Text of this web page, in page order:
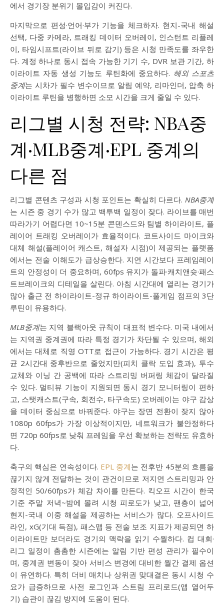
에서 경기장 분위기 몰입감이 커진다.
마지막으로 편성·언어·부가 기능을 체크하자. 현지-국내 해설
선택, 다중 카메라, 트래킹 데이터 오버레이, 인스턴트 리플레
이, 타임시프트(라이브 뒤로 감기) 등은 시청 만족도를 좌우한
다. 계정 하나로 동시 접속 가능한 기기 수, DVR 보관 기간, 하
이라이트 자동 생성 기능도 루틴화에 중요하다. 해외 스포츠
중계는 시차가 필수 변수이므로 알림 예약, 리마인더, 압축 하
이라이트 루틴을 병행하면 소모 시간을 크게 줄일 수 있다.
리그별 시청 전략: NBA중
계·MLB중계·EPL 중계의
다른 점
리그별 콘텐츠 구성과 시청 포인트는 확실히 다르다. NBA중계
는 시즌 중 경기 수가 많고 백투백 일정이 잦다. 라이브를 매번
따라가기 어렵다면 10~15분 콘덴스드와 팀별 하이라이트, 플
레이어 트래킹 오버레이가 효율적이다. 코트사이드 마이크와
대체 해설(플레이어 캐스트, 해설자 시점)이 제공되는 플랫폼
에서는 전술 이해도가 급상승한다. 지연 시간보다 프레임레이
트의 안정성이 더 중요하며, 60fps 유지가 돌파·캐치앤슛·패스
트브레이크의 디테일을 살린다. 아침 시간대에 열리는 경기가
많아 출근 전 하이라이트-정규 하이라이트-풀게임 점프의 3단
루틴이 유용하다.
MLB중계는 지역 블랙아웃 규칙이 대표적 변수다. 미국 내에서
는 지역권 중계권에 따라 특정 경기가 차단될 수 있으며, 해외
에서는 대체로 직영 OTT로 접근이 가능하다. 경기 시간은 평
균 2시간대 중후반으로 줄었지만(피치 클락 도입 효과), 투수
교체와 이닝 간 공백에 따라 스트리밍 버퍼링 체감이 달라질
수 있다. 멀티뷰 기능이 지원되면 동시 경기 모니터링이 편하
고, 스탯캐스트(구속, 회전수, 타구속도) 오버레이는 야구 감상
을 데이터 중심으로 바꿔준다. 야구는 장면 전환이 잦지 않아
1080p 60fps가 가장 이상적이지만, 네트워크가 불안정하다
면 720p 60fps로 낮춰 프레임을 우선 확보하는 전략도 유효하
다.
축구의 핵심은 연속성이다. EPL 중계는 전후반 45분의 흐름을
끊기지 않게 전달하는 것이 관건이므로 저지연 스트리밍과 안
정적인 50/60fps가 체감 차이를 만든다. 킥오프 시간이 한국
기준 주말 저녁~밤에 몰려 시청 피로도가 낮고, 팬층이 넓어
현지-국내 이중 해설을 제공하는 서비스가 많다. 오프사이드
라인, xG(기대 득점), 패스맵 등 전술 보조 지표가 제공되면 하
이라이트만 보더라도 경기의 맥락을 읽기 수월하다. 컵 대회·
리그 일정이 촘촘한 시즌에는 알림 기반 편성 관리가 필수이
며, 중계권 변동이 잦아 서비스 변경에 대비한 월간 결제 옵션
이 유연하다. 특히 더비 매치나 상위권 맞대결은 동시 시청 수
요가 급증하므로 사전 로그인과 스트림 프리로드(앱 열어두
기) 습관이 끊김 방지에 도움이 된다.